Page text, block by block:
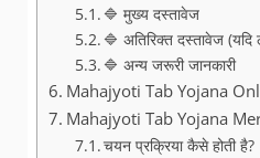
🔷 मुख्य दस्तावेज
🔷 अतिरिक्त दस्तावेज (यदि
🔷 अन्य जरूरी जानकारी
Mahajyoti Tab Yojana
Mahajyoti Tab Yojana
चयन प्रक्रिया कैसे होती है?